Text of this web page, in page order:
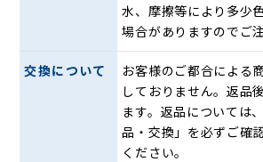
ブランドの象徴であるロゴマークは特殊
り、上品な雰囲気に。
水、摩擦等により多少
場合がありますのでご
交換について
お客様のご都合による
しておりません。返品
ます。返品については
品・交換」を必ずご確
ください。